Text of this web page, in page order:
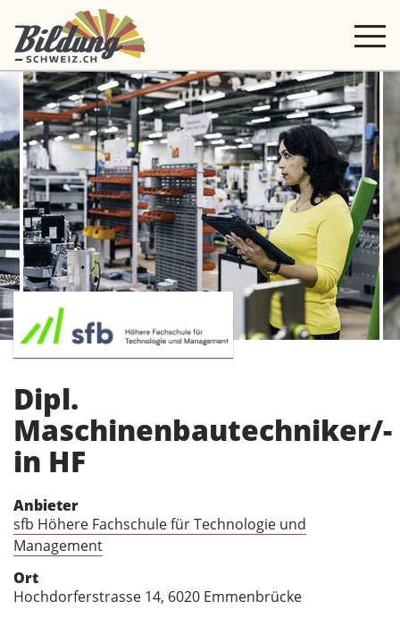
Dipl.
Maschinenbautechniker/-
in HF
Anbieter
sfb Höhere Fachschule für Technologie und
Management
Ort
Hochdorferstrasse 14, 6020 Emmenbrücke